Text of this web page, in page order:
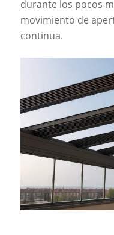
durante los pocos
movimiento de
continua.